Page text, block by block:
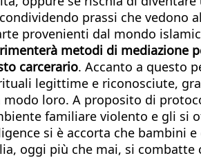
prassi che
provenienti dal mondo
metodi di
carcerario. Accanto a questo
legittime e riconosciute,
loro. A proposito di
familiare violento e gli si
si è accorta che bambini
oggi più che mai, si combatte